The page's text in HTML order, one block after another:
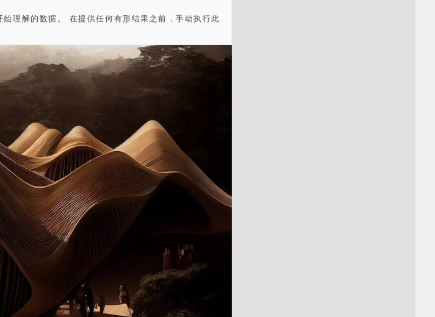
理解的数据。 在提供任何有形结果之前，手动执行此